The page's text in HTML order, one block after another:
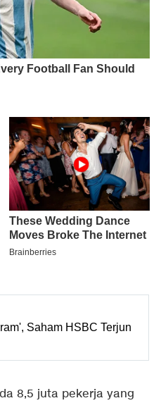
Saham HSBC Terjun
8,5 juta pekerja yang